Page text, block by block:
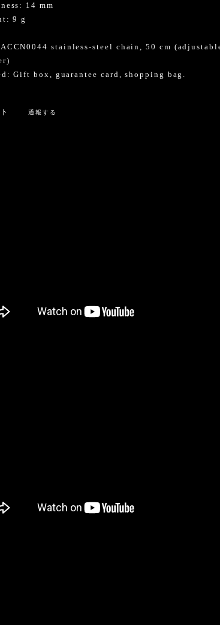
14 mm
9 g
stainless-steel chain, 50 cm
Gift box, guarantee card, shopping bag.
通報する